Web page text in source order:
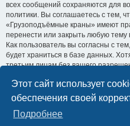
Этот сайт использует
обеспечения своей
Подробнее
всех сообщений сохраняются для
политики. Вы соглашаетесь с тем,
«Грузоподъёмные краны» имеют
перенести или закрыть любую
Как пользователь вы согласны с
будет храниться в базе данных.
третьим лицам без вашего
«Грузоподъёмные краны», ни
за действия хакеров, которые
доступу к ней.